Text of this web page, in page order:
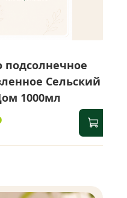
подсолнечное
Сельский
1000мл